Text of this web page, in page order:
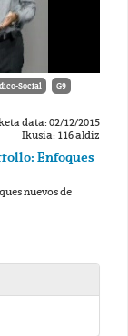
Social G9
data: 02/12/2015
Ikusia: 116 aldiz
Enfoques
nuevos de